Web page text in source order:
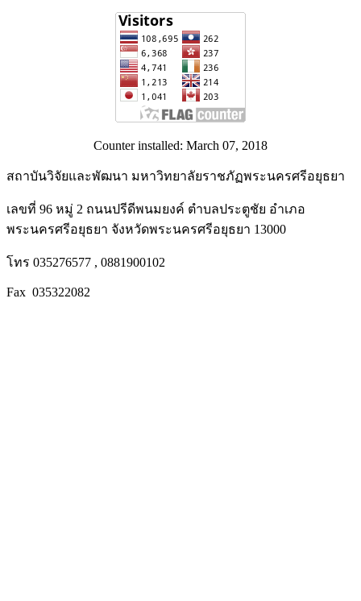
Counter installed: March 07, 2018
สถาบันวิจัยและพัฒนา มหาวิทยาลัยราชภัฏพระนครศรีอยุธยา
เลขที่ 96 หมู่ 2 ถนนปรีดีพนมยงค์ ตำบลประตูชัย อำเภอ
พระนครศรีอยุธยา จังหวัดพระนครศรีอยุธยา 13000
โทร 035276577 , 0881900102
Fax 035322082